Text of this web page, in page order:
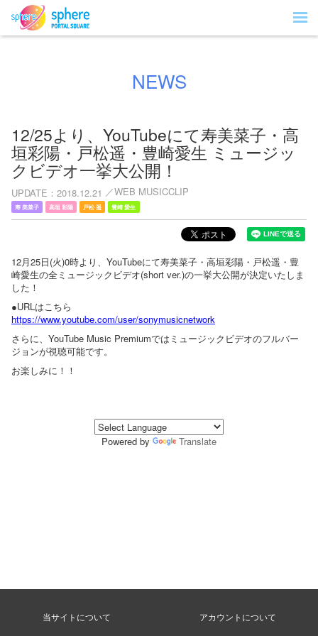
NEWS
12/25より、YouTubeにて寿美菜子・高
垣彩陽・戸松遥・豊崎愛生 ミュージッ
クビデオ一挙大公開！
UPDATE 2018.12.21 WEB MUSICCLIP
寿 美菜子 高垣 彩陽 戸松 遥 豊崎 愛生
12月25日(火)0時より、YouTubeにて寿美菜子・高垣彩陽・戸松遥・豊
崎愛生の全ミュージックビデオ(short ver.)の一挙大公開が決定いたしま
した！
●URLはこちら
https://www.youtube.com/user/sonymusicnetwork
さらに、YouTube Music Premiumではミュージックビデオのフルバー
ジョンが視聴可能です。
お楽しみに！！
Powered by Translate
当サイトについて アカウントについて